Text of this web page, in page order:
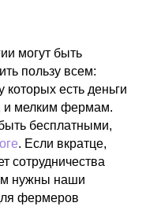
могут быть
пользу всем:
есть деньги
и мелким фермам.
бесплатными,
. Если вкратце,
сотрудничества
нужны наши
фермеров